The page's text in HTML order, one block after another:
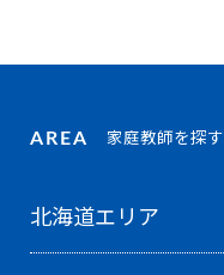
AREA 家庭教師を探す
北海道エリア